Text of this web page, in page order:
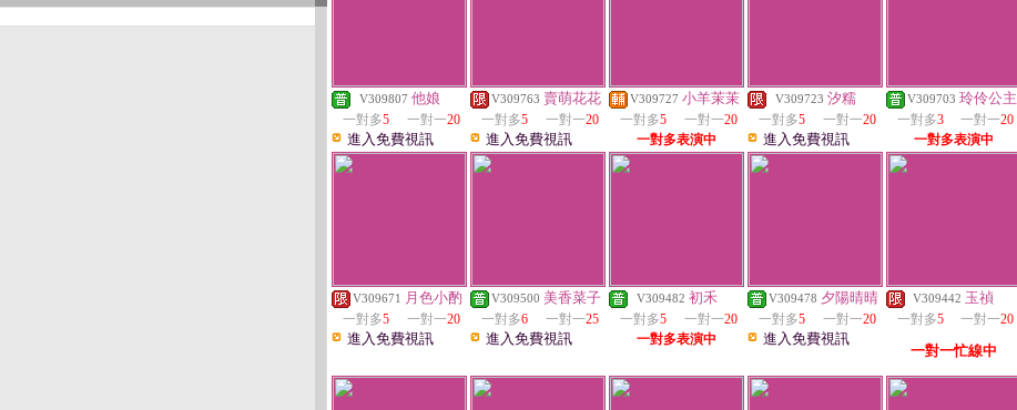
V309807 他娘
一對多5 一對一20
進入免費視訊
V309763 賣萌花花
一對多5 一對一20
進入免費視訊
V309727 小羊茉茉
一對多5 一對一20
一對多表演中
V309723 汐糯
一對多5 一對一20
進入免費視訊
V309703 玲伶公主
一對多3 一對一20
一對多表演中
V309671 月色小酌
一對多5 一對一20
進入免費視訊
V309500 美香菜子
一對多6 一對一25
進入免費視訊
V309482 初禾
一對多5 一對一20
一對多表演中
V309478 夕陽晴晴
一對多5 一對一20
進入免費視訊
V309442 玉禎
一對多5 一對一20
一對一忙線中